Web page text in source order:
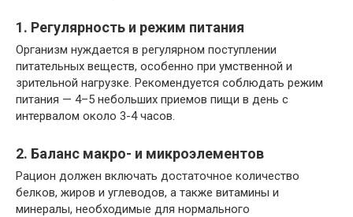
1. Регулярность и режим питания
Организм нуждается в регулярном поступлении
питательных веществ, особенно при умственной и
зрительной нагрузке. Рекомендуется соблюдать режим
питания — 4–5 небольших приемов пищи в день с
интервалом около 3-4 часов.
2. Баланс макро- и микроэлементов
Рацион должен включать достаточное количество
белков, жиров и углеводов, а также витамины и
минералы, необходимые для нормального